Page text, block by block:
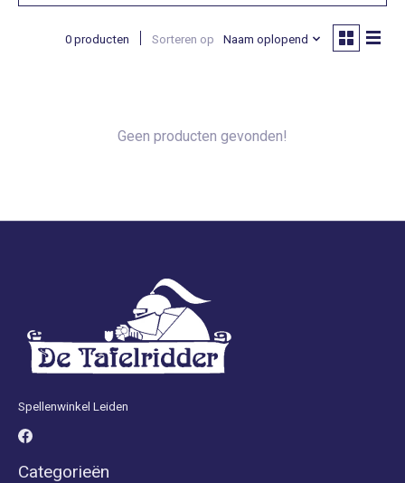
0 producten Sorteren op Naam oplopend
Geen producten gevonden!
Spellenwinkel Leiden
Categorieën